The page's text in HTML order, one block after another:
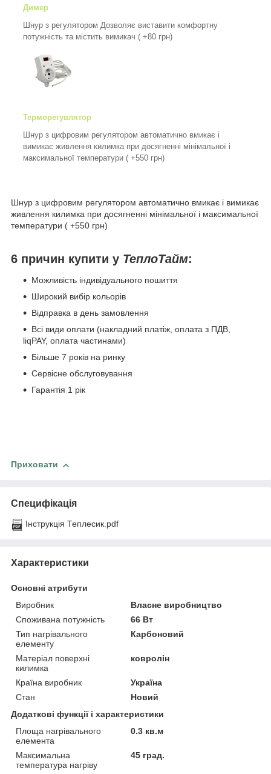
Димер
Шнур з регулятором Дозволяє виставити комфортну
потужність та містить вимикач ( +80 грн)
Терморегувлятор
Шнур з цифровим регулятором автоматично вмикає і
вимикає живлення килимка при досягненні мінімальної і
максимальної температури ( +550 грн)
Шнур з цифровим регулятором автоматично вмикає і вимикає
живлення килимка при досягненні мінімальної і максимальної
температури ( +550 грн)
6 причин купити у ТеплоТайм:
Можливість індивідуального пошиття
Широкий вибір кольорів
Відправка в день замовлення
Всі види оплати (накладний платіж, оплата з ПДВ,
liqPAY, оплата частинами)
Більше 7 років на ринку
Сервісне обслуговування
Гарантія 1 рік
Приховати
Специфікація
Інструкція Теплесик.pdf
Характеристики
Основні атрибути
Виробник
Власне виробництво
Споживана потужність
66 Вт
Тип нагрівального
елементу
Карбоновий
Матеріал поверхні
килимка
ковролін
Країна виробник
Україна
Стан
Новий
Додаткові функції і характеристики
Площа нагрівального
елемента
0.3 кв.м
Максимальна
температура нагріву
45 град.